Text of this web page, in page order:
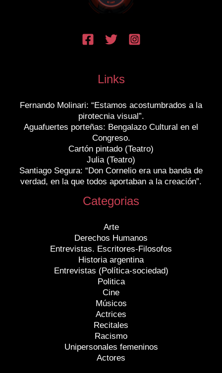
Links
Fernando Molinari: “Estamos acostumbrados a la
pirotecnia visual”.
Aguafuertes porteñas: Bengalazo Cultural en el
Congreso.
Cartón pintado (Teatro)
Julia (Teatro)
Santiago Segura: “Don Cornelio era una banda de
verdad, en la que todos aportaban a la creación”.
Categorias
Arte
Derechos Humanos
Entrevistas. Escritores-Filosofos
Historia argentina
Entrevistas (Política-sociedad)
Politica
Cine
Músicos
Actrices
Recitales
Racismo
Unipersonales femeninos
Actores